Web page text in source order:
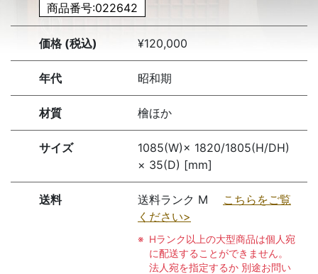
商品番号:022642
価格 (税込) ¥120,000
年代 昭和期
材質 檜ほか
サイズ
1085(W)× 1820/1805(H/DH)
× 35(D) [mm]
送料 送料ランク M こちらをご覧
ください>
Hランク以上の大型商品は個人宛
に配送することができません。
法人宛を指定するか 別途お問い